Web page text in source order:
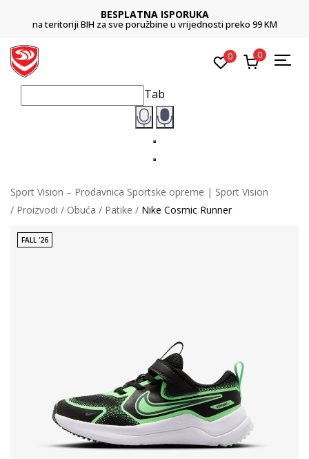
BESPLATNA ISPORUKA
na teritoriji BIH za sve poružbine u vrijednosti preko 99 KM
0 0
Tab
Sport Vision – Prodavnica Sportske opreme | Sport Vision
Proizvodi
Obuća Patike Nike Cosmic Runner
FALL '26